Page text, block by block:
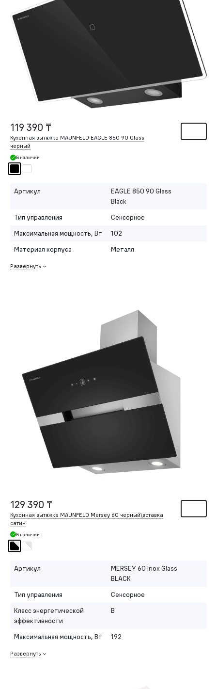
119 390 ₸
Кухонная вытяжка MAUNFELD EAGLE 850 90 Glass
черный
В наличии
Артикул
EAGLE 850 90 Glass
Black
Тип управления
Сенсорное
Максимальная мощность, Вт
102
Материал корпуса
Металл
Развернуть
129 390 ₸
Кухонная вытяжка MAUNFELD Mersey 60 черный\вставка
сатин
В наличии
Артикул
MERSEY 60 Inox Glass
BLACK
Тип управления
Сенсорное
Класс энергетической
эффективности
B
Максимальная мощность, Вт 192
Развернуть